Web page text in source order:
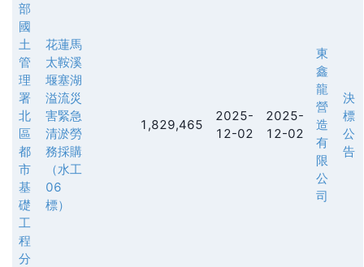
部
國
土
管
理
署
北
區
都
市
基
礎
工
程
分
花蓮馬
太鞍溪
堰塞湖
溢流災
害緊急
清淤勞
務採購
（水工
06
標）
1,829,465
2025-
12-02
2025-
12-02
東
鑫
龍
營
造
有
限
公
司
決
標
公
告